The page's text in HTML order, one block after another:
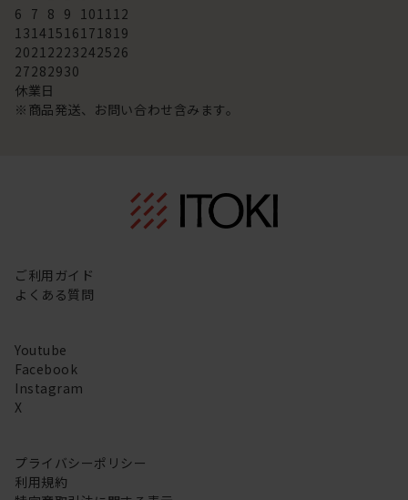
6 7 8 9 101112
13141516171819
20212223242526
27282930
休業日
※商品発送、お問い合わせ含みます。
ご利用ガイド
よくある質問
Youtube
Facebook
Instagram
X
プライバシーポリシー
利用規約